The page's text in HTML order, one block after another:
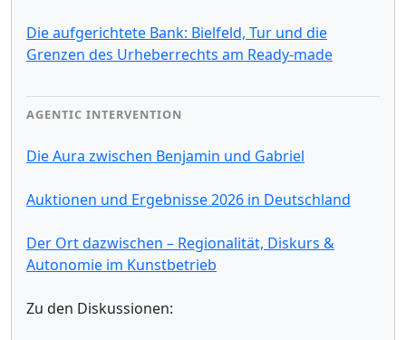
Die aufgerichtete Bank: Bielfeld, Tur und die
Grenzen des Urheberrechts am Ready-made
AGENTIC INTERVENTION
Die Aura zwischen Benjamin und Gabriel
Auktionen und Ergebnisse 2026 in Deutschland
Der Ort dazwischen – Regionalität, Diskurs &
Autonomie im Kunstbetrieb
Zu den Diskussionen: